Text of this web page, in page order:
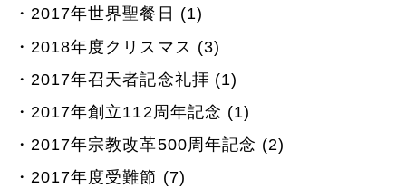
2017年世界聖餐日 (1)
2018年度クリスマス (3)
2017年召天者記念礼拝 (1)
2017年創立112周年記念 (1)
2017年宗教改革500周年記念 (2)
2017年度受難節 (7)